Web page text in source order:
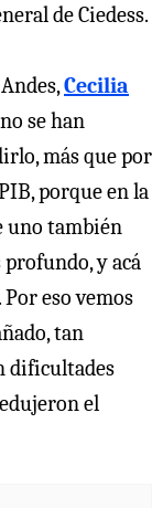
de Ciedess.
Cecilia
se han
más que por
porque en la
uno también
y acá
eso vemos
tan
dificultades
el